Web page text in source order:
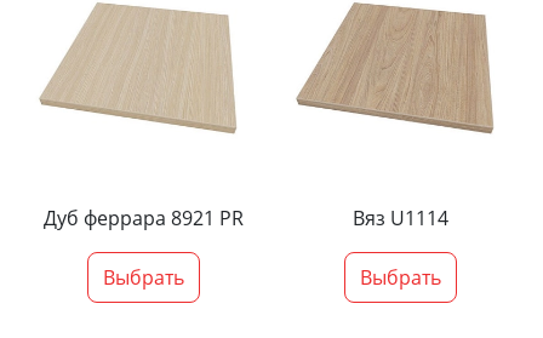
Дуб феррара 8921 PR
Выбрать
Вяз U1114
Выбрать